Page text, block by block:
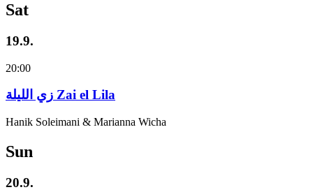
Sat
19.9.
20:00
زي‌ اللیلة Zai el Lila
Hanik Soleimani & Marianna Wicha
Sun
20.9.